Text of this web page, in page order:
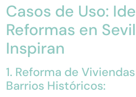
Casos de Uso:
Reformas en
Inspiran
1. Reforma de
Barrios Históricos: